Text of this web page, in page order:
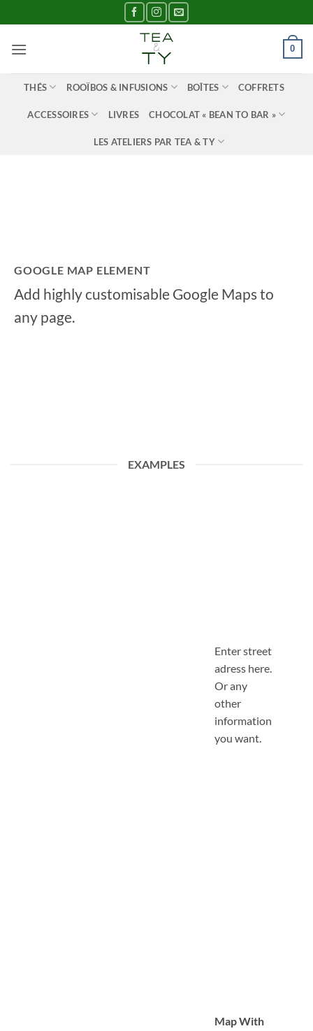
au
contenu
0
THÉS ROOÏBOS & INFUSIONS BOÎTES COFFRETS
ACCESSOIRES LIVRES CHOCOLAT « BEAN TO BAR »
LES ATELIERS PAR TEA & TY
GOOGLE MAP ELEMENT
Add highly customisable Google Maps to
any page.
EXAMPLES
Enter street
adress here.
Or any
other
information
you want.
Map With